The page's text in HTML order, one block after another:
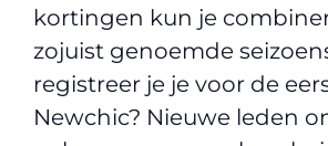
kortingen kun je
zojuist genoemde
registreer je je voor de
Newchic? Nieuwe leden